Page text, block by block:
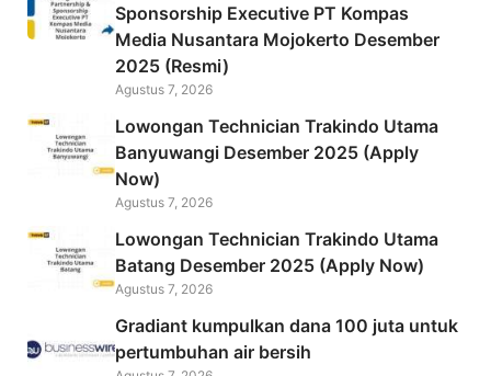
Sponsorship Executive PT Kompas
Media Nusantara Mojokerto Desember
2025 (Resmi)
Agustus 7, 2026
Lowongan Technician Trakindo Utama
Banyuwangi Desember 2025 (Apply
Now)
Agustus 7, 2026
Lowongan Technician Trakindo Utama
Batang Desember 2025 (Apply Now)
Agustus 7, 2026
Gradiant kumpulkan dana 100 juta untuk
pertumbuhan air bersih